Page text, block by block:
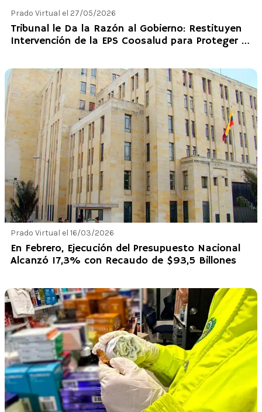
Prado Virtual el 27/05/2026
Tribunal le Da la Razón al Gobierno: Restituyen
Intervención de la EPS Coosalud para Proteger a
Prado Virtual el 16/03/2026
En Febrero, Ejecución del Presupuesto Nacional
Alcanzó 17,3% con Recaudo de $93,5 Billones